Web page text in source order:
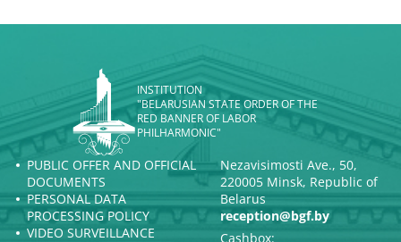
INSTITUTION
"BELARUSIAN STATE ORDER OF THE
RED BANNER OF LABOR
PHILHARMONIC"
PUBLIC OFFER AND OFFICIAL
DOCUMENTS
PERSONAL DATA
PROCESSING POLICY
VIDEO SURVEILLANCE
Nezavisimosti Ave., 50,
220005 Minsk, Republic of
Belarus
reception@bgf.by
Cashbox: